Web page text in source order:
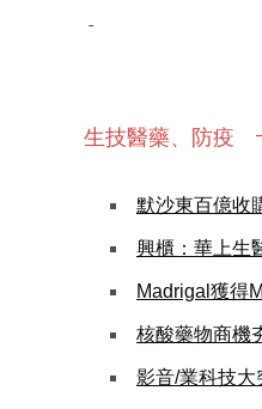
-
生技醫藥、防疫
默沙東百億收
興櫃：華上生
Madrigal獲得
核酸藥物商機
影音/業科技大